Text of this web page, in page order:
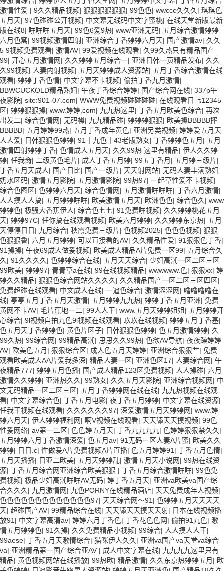
激情性爱 | 9久久精品视频| 狠狠狠狠狠狠| 99色色| wwccc久久久 | 琪琪色
五月天| 97色碰碰公开视频| 中文幕无线码中文字蜜桃| 在线天堂新版最新
版在线8| 啪啪啪五月天| 99色6爱9热| www亚洲无码| 五月综合激情婷婷
六月色窝| 99视频激情四射| 亚洲综合丁香婷婷六月天| 国产激情av| 久久
5 9视频免费观看| 激情AV| 99爱视频在线观看| 久99久热只有精品国产
99| 开心五月激情网| 久久婷婷五月综合一| 亚洲日韩一页精品发布| 久久
久99视频| 人妻内射视频| 五月天婷婷成人资源站| 五月丁香综合激情在线
观看| 婷婷丁香色情| 中文字幕不卡视频| 偷拍丁香九月激情|
BBWCUCKOLD精品熟妇| 午夜丁香综合婷婷| 国产综合网在线| 337p午
夜影院| site:901-07.com| WWW免费视频碰碰碰碰| 在线观看日韩12345
区| 婷婷狠狠操| www.婷婷,com| 九九热这里| 丁香五月欧美色综合| 再次
出发二| 综合色情网| 无码橾| 九九精品碰| 婷婷婷狠狠| 欧美搡BBBBB摔
BBBBB| 五月婷婷99热| 五月丁香成年黄色| 亚洲另类视频| 婷婷爱五月天
人人爱| 日韩狠狠色婷婷| 91丨九色丨43老版熟女| 丁香婷婷色五月 | 五月
激情四射婷婷丁香| 色情成人五月天| 久久99热 这里有精品| 伊人久久婷
婷| 任我肏| 二级黄色毛片| 成人丁香五月婷| 99五丁香月 | 五月婷三级片|
丁香五月天成人| 国产日比| 国产一级片| 天天射网站| 无码人妻丰满熟妇
奶水区码| 激情五月影院| 五月激情影院| 99热97| 一起草性爱不卡视频|
综合色图区| 色婷婷六月天| 综合色情网| 五月激情啪啪啪| 丁香六月激情|
人人摸人人搞| 五月婷婷啪啪| 欧美激情五月天| 欧洲色色| 综合色久 | www
婷婷色| 极骚大香蕉伊人| 综合色七七| 91免费啪视频| 久久婷婷桃花五月
天| 婷婷97C| 任你搞在线观看视频| 欧美六月婷婷| 久久婷婷东京热| 五月
天停停日日 | 九月综合| 秋霞免费三级片| 色视频2025| 色色色视频| 狠狠
色狠狠鲁| 六月五月婷婷| 可以直接看的AV| 久久精品性爱| 91狠狠色丁香|
91操操| 午夜69成人做爰视频| 欧美成人精品A片免费一区99| 五月综合久
久 | 91久久久久 | 色婷婷综合在线| 五月天天综合| 少妇高潮一区二区三区
99欧美| 婷婷97| 青青草a在线| 99在线视频精品| wwwwww.色| 狠狠xx| 婷
婷久久精品| 狠狠色综合网站久久久久 | 久久精品国产一区二区三区四区|
免费超碰在线观看| 中文成人在线| 一逼色综合| 激情涩涩网| 噜噜噜噜在
线| 亭亭五月丁香五月天激情| 五月婷婷九九热| 婷婷丁香五月亚洲| 免费
黄网不卡AV| 毛片蕉地一二| 99人人干| www.五月天婷婷姐姐| 五月婷婷开
心综合| 9l视频自拍九色9l视频在线观看| 玖玖在线视频| 婷婷五月丁香基|
色五月天丁香婷婷色| 黄色片区子| 日韩狠狠色婷婷| 色五月激情婷婷| 久
99久热| 99综合网| 99精品高潮| 思思久久99热| 色欲AV导航| 夜夜躁婷婷
AV| 欧美色五月 | 狠狠综合区| 成人色五月天婷婷| 亚洲综合狠狠艹| 免费
观看欧美成人AA片爱我多深| 精品人妻一区| 亚洲色区17| 人妻综合网| 午
夜精品777| 婷婷五月色播| 国产成人精品123区免费视频| 人人操碰| 六月
激情久久婷婷| 亚洲热久久 | 99熟女| 久久五月天影院| 亚洲综合视频网| 中
文无码精品一区二区三区| 五月丁香婷婷网在线在线| 九九热视频在线观
看| 中文字幕综合色| 丁香五月电影| 夜丁香五月婷婷| 中文字幕在线资源|
任我干视频在线观看| 久久久久久久97| 深爱激情五月天婷婷网| www.婷
婷六月天| 伊人婷婷福利网| 啊V视频在线观看| 天天舔天天摸视频| 99色
性爰网络| av第一二区| 色色婷五月天| 丁香九九九九 | 色婷婷狠狠禁久久 |
五月婷婷六月丁香激情深爱| 色五月av| 91无码一区人妻A片蜜| 欧美久久
婷婷| 日日.c| 性做爰A片免费视频A片直播| 色五月婷婷91 | 丁香五月色情|
五月天播播| 日亚二欧美| 五月天婷婷乱| 激情五月天小说网| 99热在线资
源| 丁香五月综合网亚洲综合欧美狠狠 | 丁香五月综合激情啪啪| 99色免
费视频| 极品少妇高潮啪啪AV无码| 婷丁香五月天| 亚洲va欧美va国产综
合久久久 | 九月激情网| 九色PORNY在线精品酒店| 天天免费成年人视频|
色色色色色色色色色色色色色97| 天天综合网～91 | 色婷婷五月天天天天
天| 超碰国产AV| 99精品综合在线| 天天舔天天摸天天射| 日本在线视频播
放91 | 中文字幕高清av| 婷婷六月丁香色| 丁香花色色网| 偷拍91九色| 激
情五月婷婷色| 91久操| 久久免费精品小视频| 99综合| 人人摸人人干|
99aese| 丁香五月天激情综合| 猫咪伊人久久 | 亚洲va国产va天堂va综合
va| 亚洲精品第一国产综合亚AV | 成人中文字幕在线| 九九九九这里只有
精品| 黄色视频网站在线播放| 99热欧| 精品激情| 久久东京热婷婷五月 | 欧